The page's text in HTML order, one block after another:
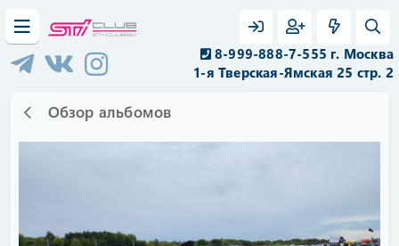
8-999-888-7-555 г. Москва
1-я Тверская-Ямская 25 стр. 2
Обзор альбомов